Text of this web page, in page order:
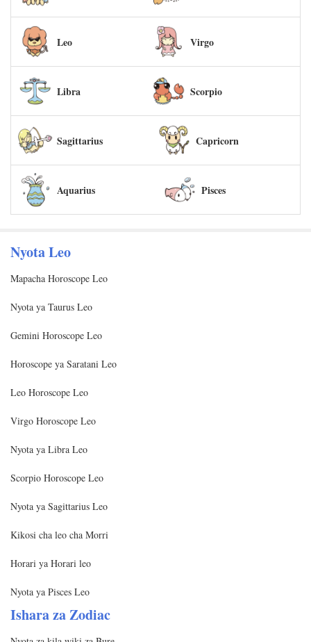
Leo Virgo
Libra Scorpio
Sagittarius Capricorn
Aquarius Pisces
Nyota Leo
Mapacha Horoscope Leo
Nyota ya Taurus Leo
Gemini Horoscope Leo
Horoscope ya Saratani Leo
Leo Horoscope Leo
Virgo Horoscope Leo
Nyota ya Libra Leo
Scorpio Horoscope Leo
Nyota ya Sagittarius Leo
Kikosi cha leo cha Morri
Horari ya Horari leo
Nyota ya Pisces Leo
Ishara za Zodiac